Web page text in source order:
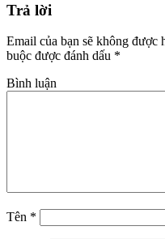
Trả lời
Email của bạn sẽ không được
buộc được đánh dấu *
Bình luận
Tên *